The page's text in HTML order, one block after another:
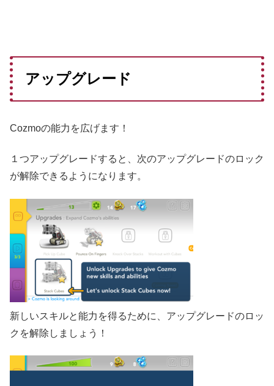
アップグレード
Cozmoの能力を広げます！
１つアップグレードすると、次のアップグレードのロック
が解除できるようになります。
新しいスキルと能力を得るために、アップグレードのロッ
クを解除しましょう！